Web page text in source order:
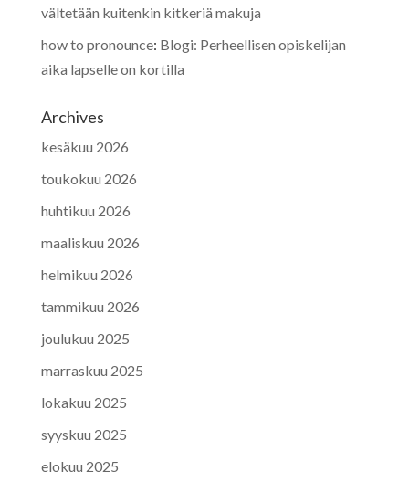
vältetään kuitenkin kitkeriä makuja
how to pronounce: Blogi: Perheellisen opiskelijan
aika lapselle on kortilla
Archives
kesäkuu 2026
toukokuu 2026
huhtikuu 2026
maaliskuu 2026
helmikuu 2026
tammikuu 2026
joulukuu 2025
marraskuu 2025
lokakuu 2025
syyskuu 2025
elokuu 2025